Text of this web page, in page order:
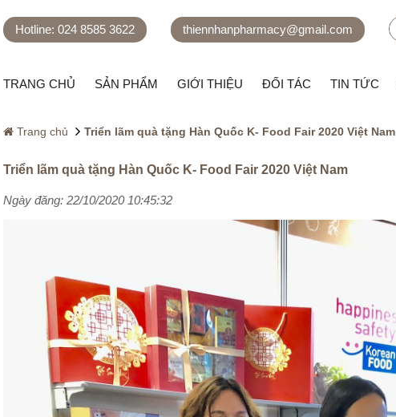
Hotline: 024 8585 3622 thiennhanpharmacy@gmail.com
TRANG CHỦ SẢN PHẨM GIỚI THIỆU ĐỐI TÁC TIN TỨC
Trang chủ Triển lãm quà tặng Hàn Quốc K- Food Fair 2020 Việt Nam
Triển lãm quà tặng Hàn Quốc K- Food Fair 2020 Việt Nam
Ngày đăng: 22/10/2020 10:45:32